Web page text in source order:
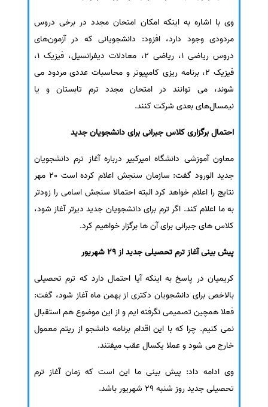
وی با اشاره به اینکه امکان امتحان مجدد در برخی دروس
مردودی وجود دارد، افزود: دانشجویانی که در آزمون‌های
دروس ریاضی 1، ریاضی 2، معادلات دیفرانسیل، فیزیک 1،
فیزیک 2، برنامه ریزی کامپیوتر و محاسبات عددی مردود می
شوند، می توانند در امتحان مجدد ترم تابستان و یا
نیمسال‌های بعدی شرکت کنند.
احتمال برگزاری کلاس جبرانی برای دانشجویان جدید
معاون آموزشی دانشگاه امیرکبیر درباره آغاز ترم دانشجویان
جدید الورود گفت: سازمان سنجش اعلام کرده است 20 مهر
نتایج را اعلام خواهد کرد البته احتمالا سنجش اسامی را زودتر
به ما اعلام کند. اگر ترم برای دانشجویان جدید دیرتر آغاز شود،
کلاس های جبرانی برای آن ها برگزار خواهیم کرد.
پیش بینی آغاز ترم تحصیلی جدید از 29 شهریور
کریمیان در پاسخ به اینکه آیا احتمال دارد که ترم تحصیلی
بالاخص برای دانشجویان دکتری از بهمن ماه آغاز شود، گفت:
فعلا همچین تصمیمی نگرفته ایم و از این موضوع هم استقبال
نمی کنیم. چرا که با این اقدام برنامه دانشجو از ریتم معمول
خارج می شود و عملا یکسال عقب میفتند.
وی ادامه داد: پیش بینی ما این است که زمان آغاز ترم
تحصیلی جدید روز شنبه 29 شهریور باشد.